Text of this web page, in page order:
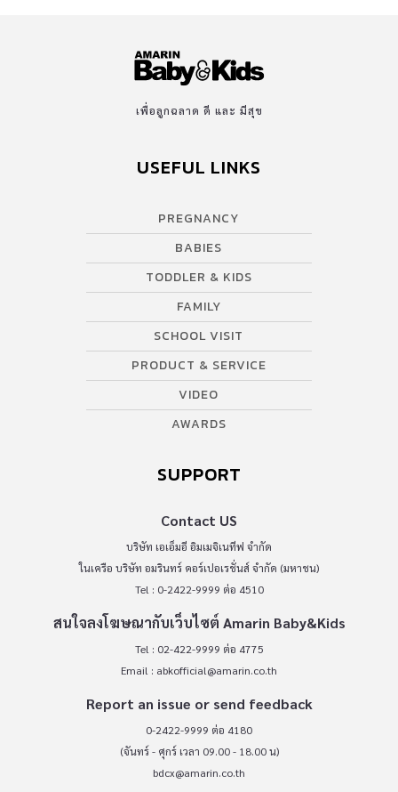
เพื่อลูกฉลาด ดี และ มีสุข
USEFUL LINKS
PREGNANCY
BABIES
TODDLER & KIDS
FAMILY
SCHOOL VISIT
PRODUCT & SERVICE
VIDEO
AWARDS
SUPPORT
Contact US
บริษัท เอเอ็มอี อิมเมจิเนทีฟ จำกัด
ในเครือ บริษัท อมรินทร์ คอร์เปอเรชั่นส์ จำกัด (มหาชน)
Tel : 0-2422-9999 ต่อ 4510
สนใจลงโฆษณากับเว็บไซต์ Amarin Baby&Kids
Tel : 02-422-9999 ต่อ 4775
Email : abkofficial@amarin.co.th
Report an issue or send feedback
0-2422-9999 ต่อ 4180
(จันทร์ - ศุกร์ เวลา 09.00 - 18.00 น)
bdcx@amarin.co.th